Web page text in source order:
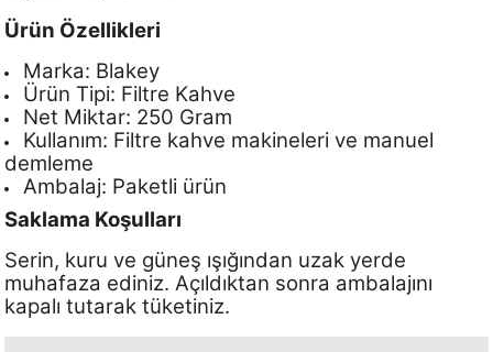
Ürün Özellikleri
Marka: Blakey
Ürün Tipi: Filtre Kahve
Net Miktar: 250 Gram
Kullanım: Filtre kahve makineleri ve manuel
demleme
Ambalaj: Paketli ürün
Saklama Koşulları
Serin, kuru ve güneş ışığından uzak yerde
muhafaza ediniz. Açıldıktan sonra ambalajını
kapalı tutarak tüketiniz.